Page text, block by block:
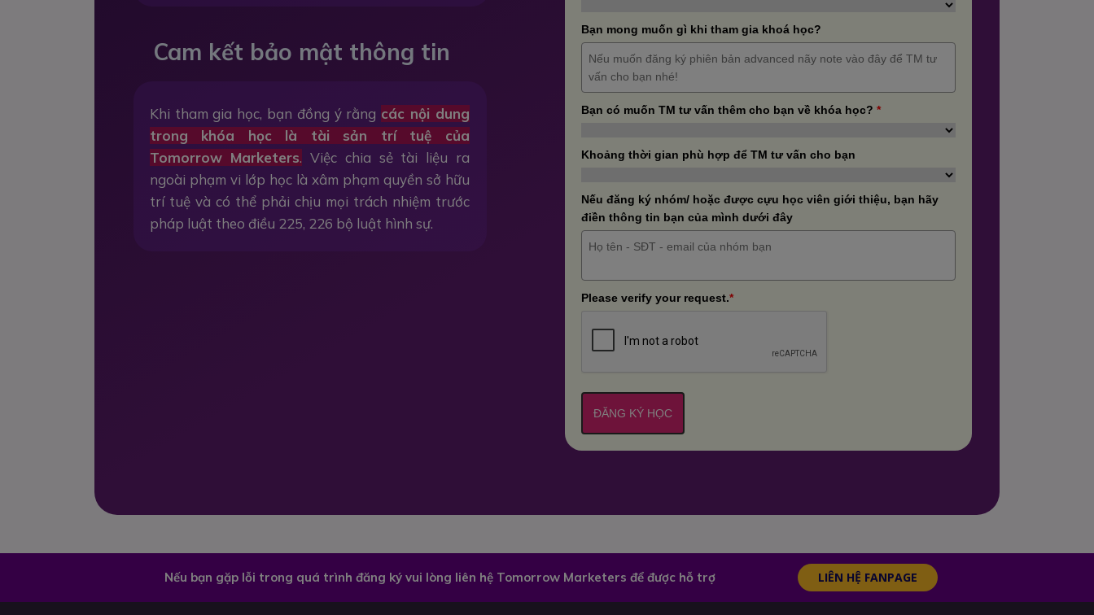
Bạn mong muốn gì khi tham gia khoá học?
Bạn có muốn TM tư vấn thêm cho bạn về khóa học? *
Khoảng thời gian phù hợp để TM tư vấn cho bạn
Nếu đăng ký nhóm/ hoặc được cựu học viên giới thiệu, bạn hãy
điền thông tin bạn của mình dưới đây
Please verify your request.*
ĐĂNG KÝ HỌC
Khi tham gia học, bạn đồng ý rằng các nội dung
trong khóa học là tài sản trí tuệ của
Tomorrow Marketers. Việc chia sẻ tài liệu ra
ngoài phạm vi lớp học là xâm phạm quyền sở hữu
trí tuệ và có thể phải chịu mọi trách nhiệm trước
pháp luật theo điều 225, 226 bộ luật hình sự.
Cam kết bảo mật thông tin
Nếu bạn gặp lỗi trong quá trình đăng ký vui lòng liên hệ Tomorrow Marketers để được hỗ trợ LIÊN HỆ FANPAGE